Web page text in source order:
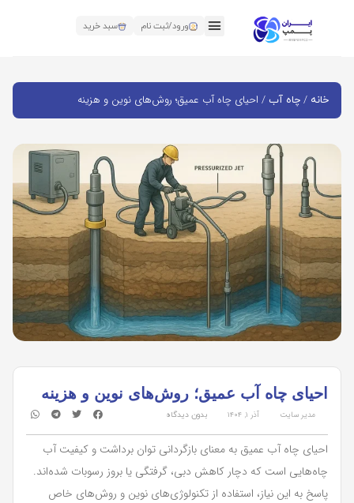
ورود/ثبت نام سبد خرید
خانه / چاه آب / احیای چاه آب عمیق؛ روش‌های نوین و هزینه
احیای چاه آب عمیق؛ روش‌های نوین و هزینه
مدیر سایت آذر ۱, ۱۴۰۴ بدون دیدگاه
احیای چاه آب عمیق به معنای بازگردانی توان برداشت و کیفیت آب
چاه‌هایی است که دچار کاهش دبی، گرفتگی یا بروز رسوبات شده‌اند.
پاسخ به این نیاز، استفاده از تکنولوژی‌های نوین و روش‌های خاص